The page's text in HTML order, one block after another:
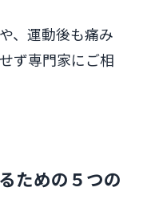
、運動後も痛み
ず専門家にご相
ための５つの